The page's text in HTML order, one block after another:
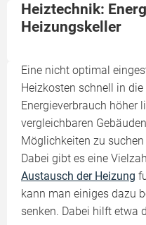
Heiztechnik:
Heizungskeller
Eine nicht optimal
Heizkosten schnell in
Energieverbrauch höher
vergleichbaren
Möglichkeiten zu
Dabei gibt es eine
Austausch der Heizung
kann man einiges dazu
senken. Dabei hilft etwa